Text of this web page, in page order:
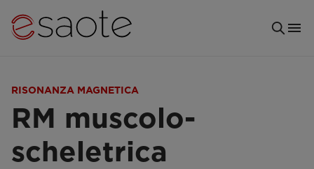
RISONANZA MAGNETICA
RM muscolo-
scheletrica